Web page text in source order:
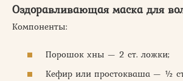
Оздоравливающая маска для
Компоненты:
Порошок хны — 2 ст. ложки;
Кефир или простокваша — ½